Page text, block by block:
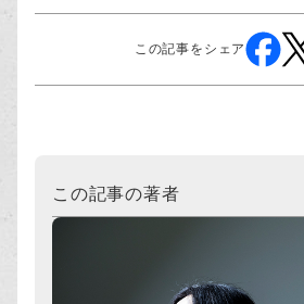
この記事をシェア
この記事の著者